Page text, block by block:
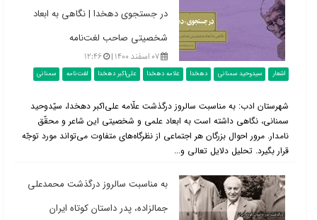
در جستجوی دهخدا | نگاهی به ابعاد
شخصیتی صاحب لغت‌نامه
۰۷ اسفند ۱۴۰۰ | ۱۲:۴۶
اشعار سیدوحید سمنانی دهخدا علامه دهخدا علی‌اکبر دهخدا لغت‌نامه سمنانی
شهرستان ادب: به مناسبت سالروز درگذشت علّامه علی‌اکبر دهخدا، سیّدوحید
سمنانی، نگاهی داشته است به ابعاد علمی و شخصیتی این شاعر و محقّق
نامدار. مرور احوال بزرگان هر اجتماعی از نظرگاه‌های متفاوت می‌تواند مورد توجّه
قرار بگیرد. تحلیل دلایل تعالی و...
به مناسبت سالروز درگذشت محمدعلی
جمالزاده، پدر داستان کوتاه ایران